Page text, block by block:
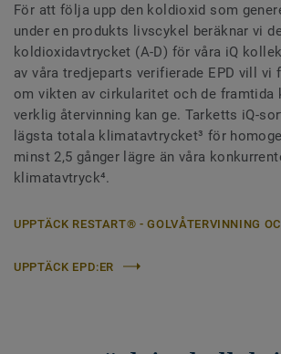
För att följa upp den koldioxid som
under en produkts livscykel beräknar vi
koldioxidavtrycket (A-D) för våra iQ
av våra tredjeparts verifierade EPD vill vi
om vikten av cirkularitet och de framtida
verklig återvinning kan ge. Tarketts iQ-
lägsta totala klimatavtrycket³ för
minst 2,5 gånger lägre än våra
klimatavtryck⁴.
UPPTÄCK RESTART® - GOLVÅTERVINNING
UPPTÄCK EPD:ER